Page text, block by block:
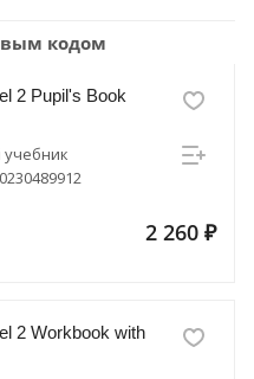
кодом
2 Pupil's Book
2 260 ₽
2 Workbook with